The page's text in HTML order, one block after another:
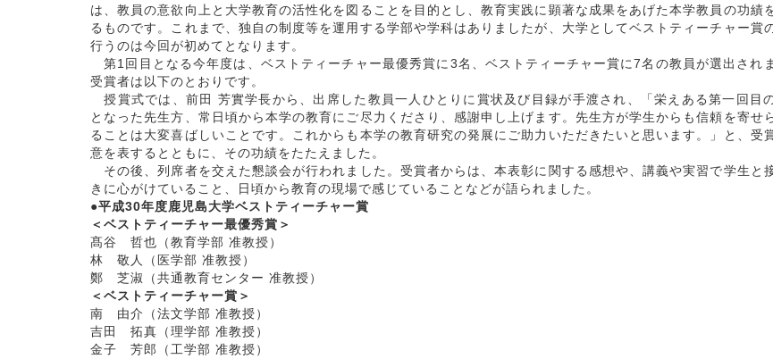
は、教員の意欲向上と大学教育の活性化を図ることを目的とし、教育実践に顕著な成果をあげた本学教員の功績
るものです。これまで、独自の制度等を運用する学部や学科はありましたが、大学としてベストティーチャー賞
行うのは今回が初めてとなります。
第1回目となる今年度は、ベストティーチャー最優秀賞に3名、ベストティーチャー賞に7名の教員が選出されま
受賞者は以下のとおりです。
授賞式では、前田 芳實学長から、出席した教員一人ひとりに賞状及び目録が手渡され、「栄えある第一回目
となった先生方、常日頃から本学の教育にご尽力くださり、感謝申し上げます。先生方が学生からも信頼を寄せ
ることは大変喜ばしいことです。これからも本学の教育研究の発展にご助力いただきたいと思います。」と、受
意を表するとともに、その功績をたたえました。
その後、列席者を交えた懇談会が行われました。受賞者からは、本表彰に関する感想や、講義や実習で学生と
きに心がけていること、日頃から教育の現場で感じていることなどが語られました。
●平成30年度鹿児島大学ベストティーチャー賞
＜ベストティーチャー最優秀賞＞
髙谷 哲也（教育学部 准教授）
林 敬人（医学部 准教授）
鄭 芝淑（共通教育センター 准教授）
＜ベストティーチャー賞＞
南 由介（法文学部 准教授）
吉田 拓真（理学部 准教授）
金子 芳郎（工学部 准教授）